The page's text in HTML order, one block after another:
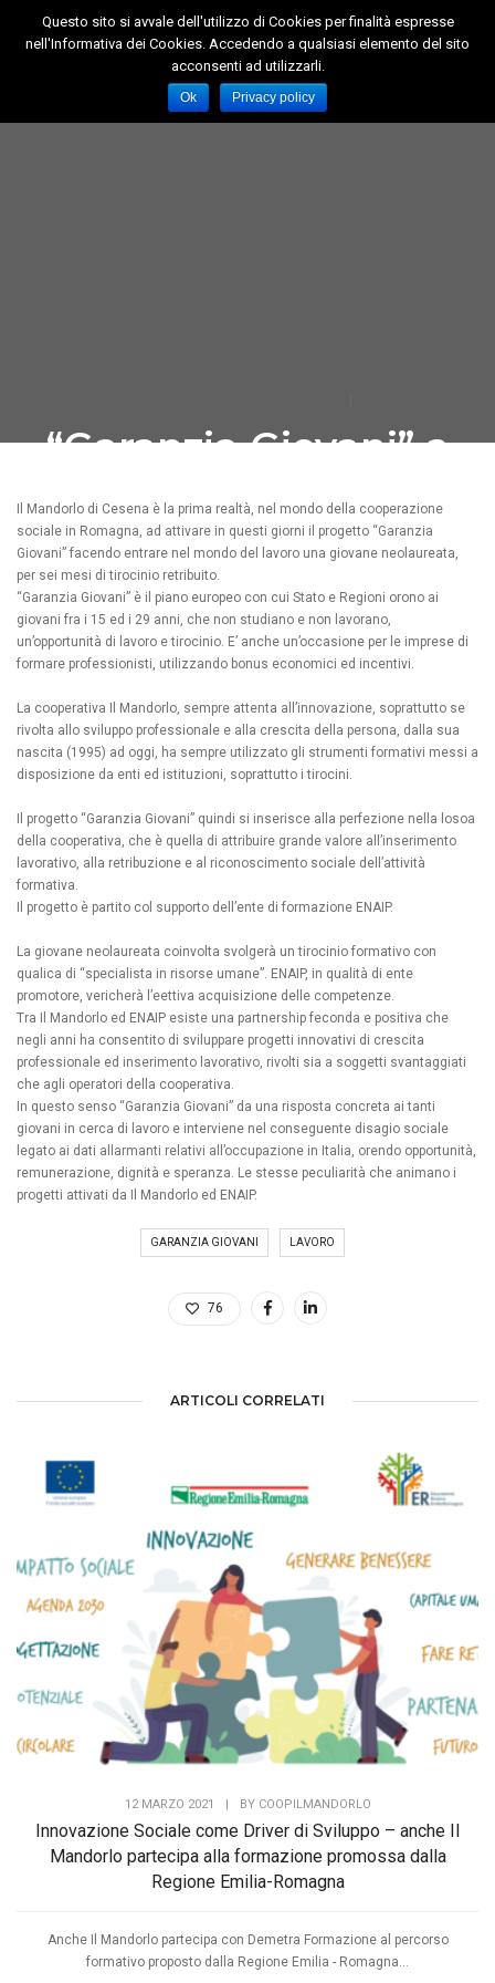
“Garanzia Giovani” a
grazie al Mandorlo
Il Mandorlo di Cesena è la prima realtà, nel mondo della cooperazione
sociale in Romagna, ad attivare in questi giorni il progetto “Garanzia
Giovani” facendo entrare nel mondo del lavoro una giovane neolaureata,
per sei mesi di tirocinio retribuito.
“Garanzia Giovani” è il piano europeo con cui Stato e Regioni orono ai
giovani fra i 15 ed i 29 anni, che non studiano e non lavorano,
un’opportunità di lavoro e tirocinio. E’ anche un’occasione per le imprese di
formare professionisti, utilizzando bonus economici ed incentivi.
La cooperativa Il Mandorlo, sempre attenta all’innovazione, soprattutto se
rivolta allo sviluppo professionale e alla crescita della persona, dalla sua
nascita (1995) ad oggi, ha sempre utilizzato gli strumenti formativi messi a
disposizione da enti ed istituzioni, soprattutto i tirocini.
Il progetto “Garanzia Giovani” quindi si inserisce alla perfezione nella losoa
della cooperativa, che è quella di attribuire grande valore all’inserimento
lavorativo, alla retribuzione e al riconoscimento sociale dell’attività
formativa.
Il progetto è partito col supporto dell’ente di formazione ENAIP.
La giovane neolaureata coinvolta svolgerà un tirocinio formativo con
qualica di “specialista in risorse umane”. ENAIP, in qualità di ente
promotore, vericherà l’eettiva acquisizione delle competenze.
Tra Il Mandorlo ed ENAIP esiste una partnership feconda e positiva che
negli anni ha consentito di sviluppare progetti innovativi di crescita
professionale ed inserimento lavorativo, rivolti sia a soggetti svantaggiati
che agli operatori della cooperativa.
In questo senso “Garanzia Giovani” da una risposta concreta ai tanti
giovani in cerca di lavoro e interviene nel conseguente disagio sociale
legato ai dati allarmanti relativi all’occupazione in Italia, orendo opportunità,
remunerazione, dignità e speranza. Le stesse peculiarità che animano i
progetti attivati da Il Mandorlo ed ENAIP.
GARANZIA GIOVANI LAVORO
76
ARTICOLI CORRELATI
12 MARZO 2021 BY COOPILMANDORLO
Innovazione Sociale come Driver di Sviluppo – anche Il
Mandorlo partecipa alla formazione promossa dalla
Regione Emilia-Romagna
Anche Il Mandorlo partecipa con Demetra Formazione al percorso
formativo proposto dalla Regione Emilia - Romagna...
Questo sito si avvale dell'utilizzo di Cookies per finalità espresse
nell'Informativa dei Cookies. Accedendo a qualsiasi elemento del sito
acconsenti ad utilizzarli.
Ok Privacy policy